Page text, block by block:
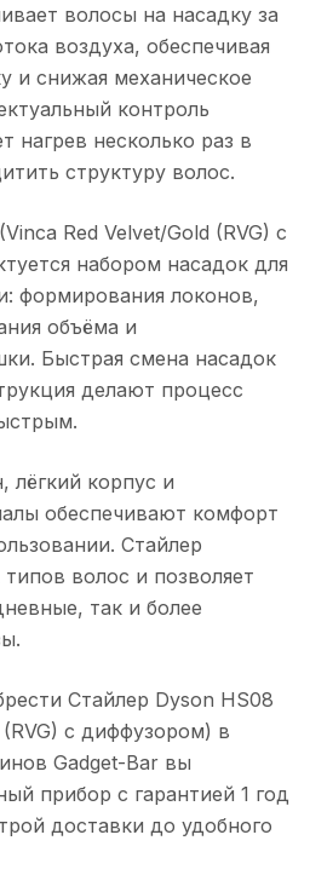
волосы на насадку за
воздуха, обеспечивая
и снижая механическое
контроль
нагрев несколько раз в
структуру волос.
Red Velvet/Gold (RVG) с
набором насадок для
формирования локонов,
объёма и
Быстрая смена насадок
делают процесс
корпус и
обеспечивают комфорт
Стайлер
волос и позволяет
так и более
Стайлер Dyson HS08
с диффузором) в
Gadget-Bar вы
прибор с гарантией 1 год
доставки до удобного